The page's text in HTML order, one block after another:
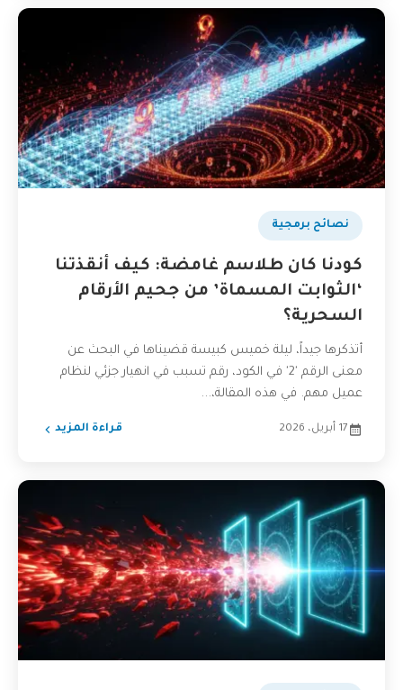
نصائح برمجية
كودنا كان طلاسم غامضة: كيف أنقذتنا
‘الثوابت المسماة’ من جحيم الأرقام
السحرية؟
أتذكرها جيداً، ليلة خميس كبيسة قضيناها في البحث عن
معنى الرقم '2' في الكود، رقم تسبب في انهيار جزئي لنظام
عميل مهم. في هذه المقالة،...
17 أبريل، 2026 قراءة المزيد